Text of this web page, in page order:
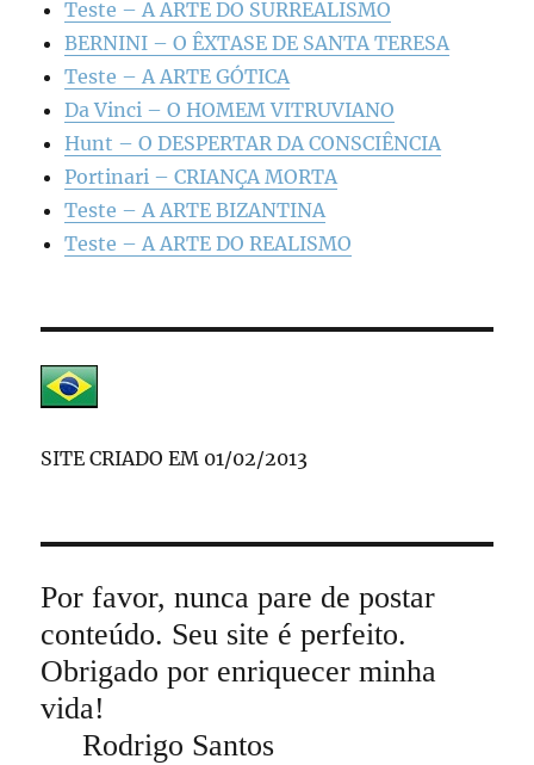
Teste – A ARTE DO SURREALISMO
BERNINI – O ÊXTASE DE SANTA TERESA
Teste – A ARTE GÓTICA
Da Vinci – O HOMEM VITRUVIANO
Hunt – O DESPERTAR DA CONSCIÊNCIA
Portinari – CRIANÇA MORTA
Teste – A ARTE BIZANTINA
Teste – A ARTE DO REALISMO
SITE CRIADO EM 01/02/2013
Por favor, nunca pare de postar
conteúdo. Seu site é perfeito.
Obrigado por enriquecer minha
vida!
Rodrigo Santos